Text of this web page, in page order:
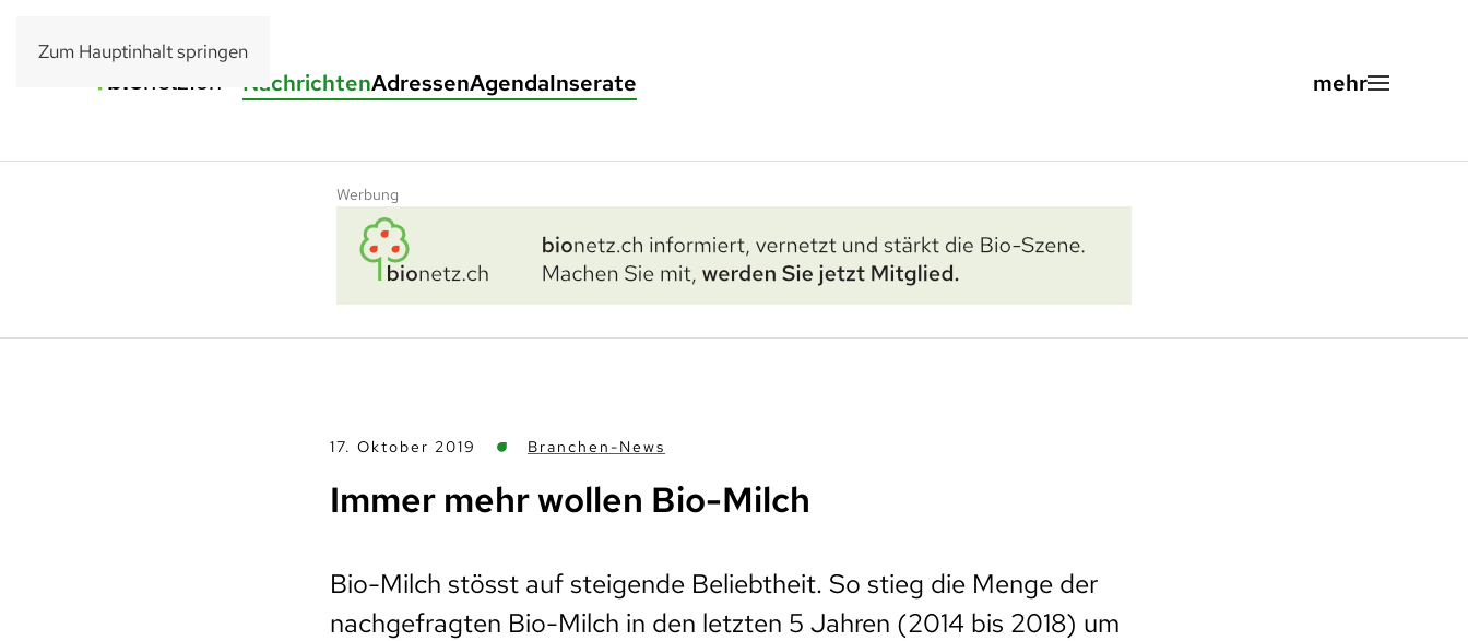
Zum Hauptinhalt springen
NachrichtenAdressenAgendaInserate
Werbung
17. Oktober 2019 Branchen-News
Immer mehr wollen Bio-Milch
Bio-Milch stösst auf steigende Beliebtheit. So stieg die Menge der
nachgefragten Bio-Milch in den letzten 5 Jahren (2014 bis 2018) um